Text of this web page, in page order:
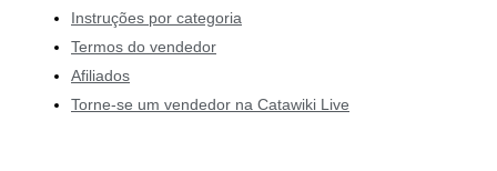
Instruções por categoria
Termos do vendedor
Afiliados
Torne-se um vendedor na Catawiki Live